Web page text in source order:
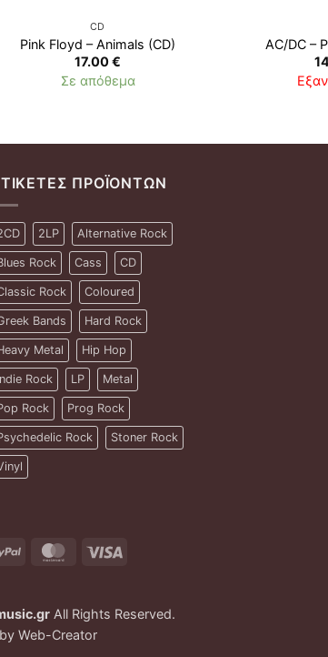
CD
Pink Floyd ‎– Animals (CD)
17.00€
Σε απόθεμα
AC/DC ‎–
ΠΡΟΪΌΝΤΩΝ
2LP Alternative Rock
Rock Cass CD
Rock Coloured
Bands Hard Rock
Metal Hip Hop
Rock LP Metal
Rock Prog Rock
Rock Stoner Rock
PayPal MasterCard
All Rights Reserved.
Web-Creator